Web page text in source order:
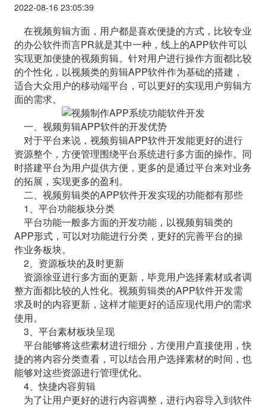
2022-08-16 23:05:39
在视频剪辑方面，用户都是喜欢便捷的方式，比较专业
的办公软件而言PR就是其中一种，线上的APP软件可以
实现更加便捷的视频剪辑。针对用户进行操作方面都比较
的个性化，以视频类的剪辑APP软件作为基础的搭建，
适合大众用户的移动端平台，可以更好的实现用户剪辑方
面的需求。
一、视频剪辑APP软件的开发优势
对于平台来说，视频剪辑APP软件开发能更好的进行
资源整个，方便管理围绕平台系统进行多方面的操作。同
时搭建平台为用户提供方便，更多的是通过平台来对业务
的拓展，实现更多的盈利。
二、视频剪辑类的APP软件开发实现的功能都有那些
1、平台功能板块分类
平台功能一般多方面的开发功能，以视频剪辑类的
APP形式，可以对功能进行分类，更好的完善平台的操
作业务板块。
2、资源板块的及时更新
资源徐亚进行多方面的更新，毕竟用户选择素材或者调
整方面都比较的人性化。视频剪辑类的APP软件开发需
求及时的内容更新，这样才能更好的适应现代用户的需求
使用。
3、平台素材板块呈现
平台能够将这些素材进行细分，方便用户直接使用，快
捷的将内容分类查看，可以结合用户选择素材的时间，也
能够对这些资源进行管理优化。
4、快捷内容剪辑
为了让用户更好的进行内容调整，进行内容导入到软件